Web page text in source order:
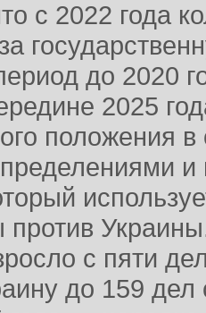
с 2022 года
до 2020
2025
положения
против
с пяти
до 159